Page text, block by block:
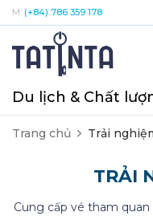
M: (+84) 786 359 178
Du lịch & Chất
Trang chủ Trải
TRẢI
Cung cấp vé tham